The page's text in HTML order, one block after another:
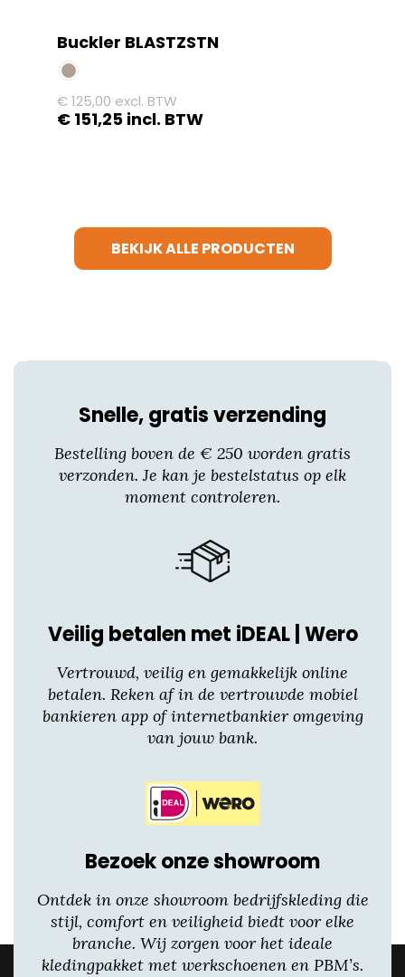
Buckler BLASTZSTN
€125,00 excl. BTW
€ 151,25 incl. BTW
variaties.
op
productpagina
BEKIJK ALLE PRODUCTEN
Snelle, gratis verzending
Bestelling boven de € 250 worden gratis
verzonden. Je kan je bestelstatus op elk
moment controleren.
Veilig betalen met iDEAL | Wero
Vertrouwd, veilig en gemakkelijk online
betalen. Reken af in de vertrouwde mobiel
bankieren app of internetbankier omgeving
van jouw bank.
Bezoek onze showroom
Ontdek in onze showroom bedrijfskleding die
stijl, comfort en veiligheid biedt voor elke
branche. Wij zorgen voor het ideale
kledingpakket met werkschoenen en PBM’s.